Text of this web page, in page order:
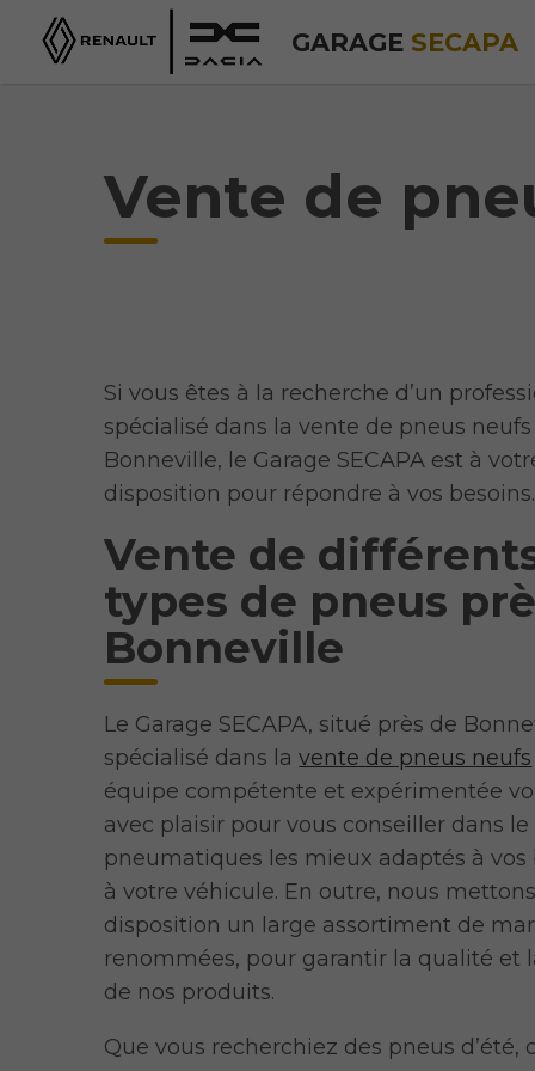
GARAGE SECAPA
Vente de
Si vous êtes à la recherche d’un
spécialisé dans la vente de pneus
Bonneville, le Garage SECAPA est à
disposition pour répondre à vos besoins.
Vente de
types de pneus
Bonneville
Le Garage SECAPA, situé près de
spécialisé dans lavente de pneus neufs
équipe compétente et expérimentée
avec plaisir pour vous conseiller dans le
pneumatiques les mieux adaptés à vos
à votre véhicule. En outre, nous
disposition un large assortiment de
renommées, pour garantir la qualité et
de nos produits.
Que vous recherchiez des pneus d’été,